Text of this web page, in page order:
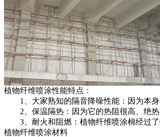
植物纤维喷涂性能特点：
1、大家熟知的隔音降噪性能：因为本身
2、保温隔热：因为它的热阻很高、绝热
3、耐火和阻燃：植物纤维喷涂棉经过了
植物纤维喷涂材料